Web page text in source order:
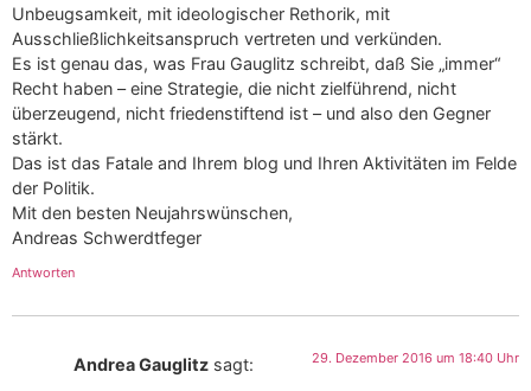
Unbeugsamkeit, mit ideologischer Rethorik, mit
Ausschließlichkeitsanspruch vertreten und verkünden.
Es ist genau das, was Frau Gauglitz schreibt, daß Sie „immer“
Recht haben – eine Strategie, die nicht zielführend, nicht
überzeugend, nicht friedenstiftend ist – und also den Gegner
stärkt.
Das ist das Fatale and Ihrem blog und Ihren Aktivitäten im Felde
der Politik.
Mit den besten Neujahrswünschen,
Andreas Schwerdtfeger
Antworten
Andrea Gauglitz sagt: 29. Dezember 2016 um 18:40 Uhr